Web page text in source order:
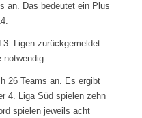
an. Das bedeutet ein Plus
Ligen zurückgemeldet
notwendig.
26 Teams an. Es ergibt
4. Liga Süd spielen zehn
spielen jeweils acht